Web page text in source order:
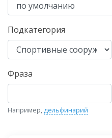
Подкатегория
Фраза
Например, дельфинарий